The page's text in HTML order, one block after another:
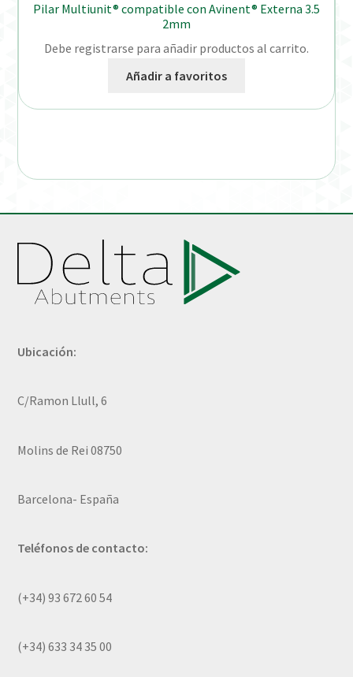
Pilar Multiunit® compatible con Avinent® Externa 3.5
2mm
Debe registrarse para añadir productos al carrito.
Añadir a favoritos
Ubicación:
C/Ramon Llull, 6
Molins de Rei 08750
Barcelona- España
Teléfonos de contacto:
(+34) 93 672 60 54
(+34) 633 34 35 00